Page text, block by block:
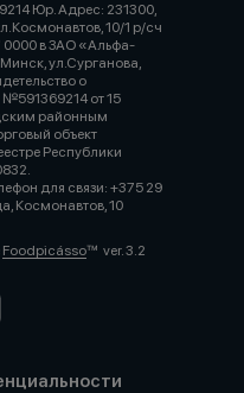
Юр. Адрес: 231300,
10/1 р/сч
0000 в ЗАО «Альфа-
ул.Сурганова,
о
от 15
районным
объект
Республики
для связи: +375 29
Космонавтов, 10
Foodpicássover. 3.2